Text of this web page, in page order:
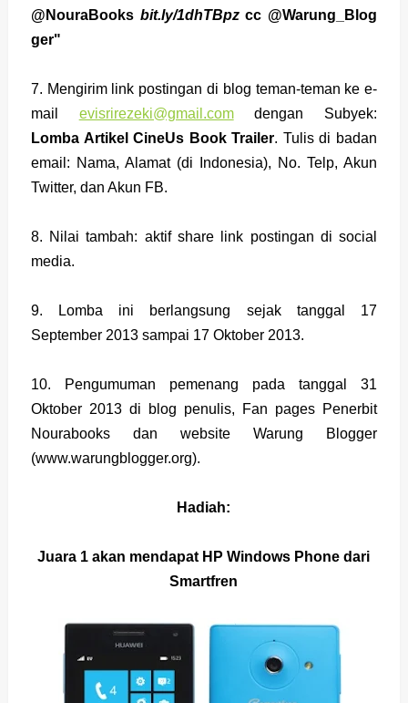
@NouraBooks bit.ly/1dhTBpzcc @Warung_Blog
ger"
7. Mengirim link postingan di blog teman-teman ke e-
mail evisrirezeki@gmail.comdengan Subyek:
Lomba Artikel CineUs Book Trailer. Tulis di badan
email: Nama, Alamat (di Indonesia), No. Telp, Akun
Twitter, dan Akun FB.
8. Nilai tambah: aktif share link postingan di social
media.
9. Lomba ini berlangsung sejak tanggal 17
September 2013 sampai 17 Oktober 2013.
10. Pengumuman pemenang pada tanggal 31
Oktober 2013 di blog penulis, Fan pages Penerbit
Nourabooks dan website Warung Blogger
(www.warungblogger.org).
Hadiah:
Juara 1 akan mendapat HP Windows Phone dari
Smartfren